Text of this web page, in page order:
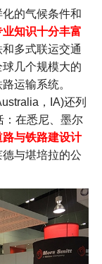
的气候条件和
知识十分丰富
多式联运交通
几个规模大的
运输系统。
，IA)还列
：在悉尼、墨尔
与铁路建设计
德与堪培拉的公